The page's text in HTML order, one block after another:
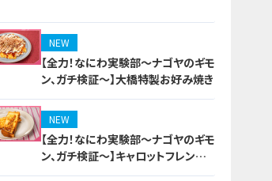
NEW
【全力！なにわ実験部～ナゴヤのギモ
ン、ガチ検証～】大橋特製お好み焼き
NEW
【全力！なにわ実験部～ナゴヤのギモ
ン、ガチ検証～】キャロットフレンチ
ロースト